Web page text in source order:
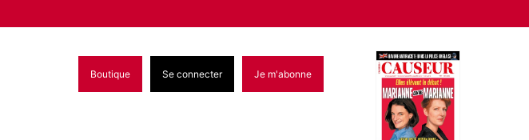
Boutique Se connecter Je m'abonne